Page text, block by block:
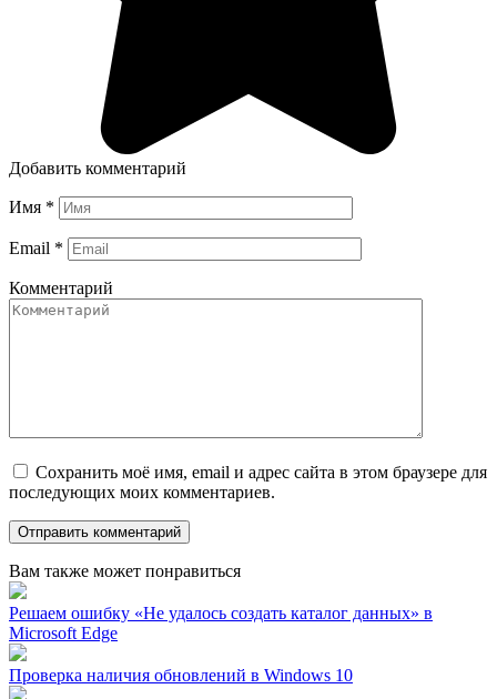
Добавить комментарий
Имя *
Email *
Комментарий
Сохранить моё имя, email и адрес сайта в этом браузере для
последующих моих комментариев.
Вам также может понравиться
Решаем ошибку «Не удалось создать каталог данных» в
Microsoft Edge
Проверка наличия обновлений в Windows 10